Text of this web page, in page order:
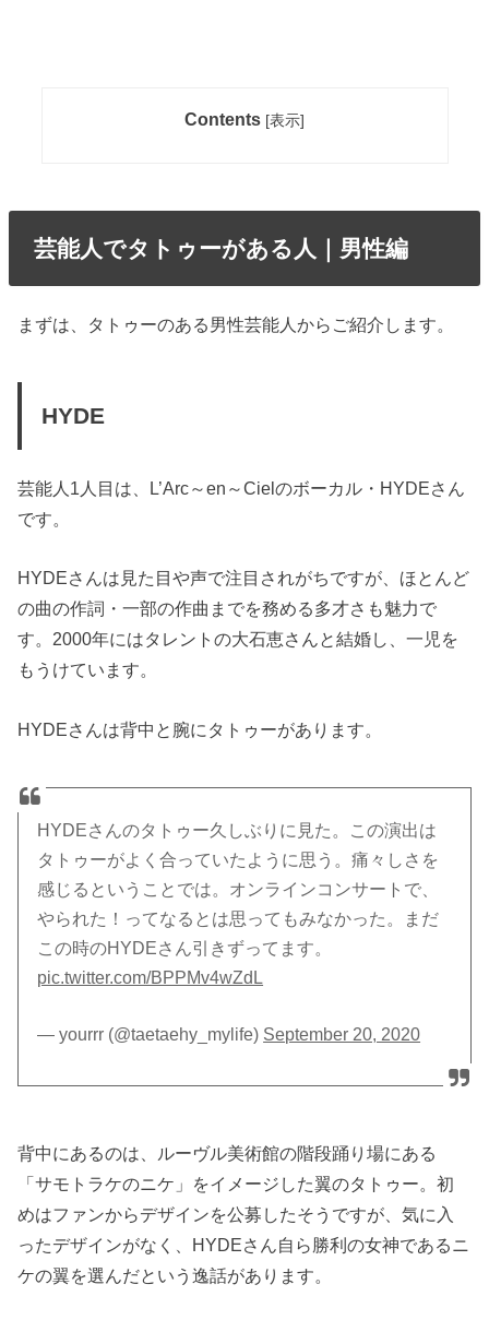
Contents [表示]
芸能人でタトゥーがある人｜男性編
まずは、タトゥーのある男性芸能人からご紹介します。
HYDE
芸能人1人目は、L’Arc～en～Cielのボーカル・HYDEさん
です。
HYDEさんは見た目や声で注目されがちですが、ほとんど
の曲の作詞・一部の作曲までを務める多才さも魅力で
す。2000年にはタレントの大石恵さんと結婚し、一児を
もうけています。
HYDEさんは背中と腕にタトゥーがあります。
HYDEさんのタトゥー久しぶりに見た。この演出は
タトゥーがよく合っていたように思う。痛々しさを
感じるということでは。オンラインコンサートで、
やられた！ってなるとは思ってもみなかった。まだ
この時のHYDEさん引きずってます。
pic.twitter.com/BPPMv4wZdL
— yourrr (@taetaehy_mylife) September 20, 2020
背中にあるのは、ルーヴル美術館の階段踊り場にある
「サモトラケのニケ」をイメージした翼のタトゥー。初
めはファンからデザインを公募したそうですが、気に入
ったデザインがなく、HYDEさん自ら勝利の女神であるニ
ケの翼を選んだという逸話があります。